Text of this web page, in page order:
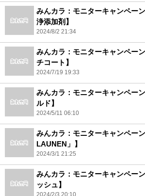
みんカラ：モニターキャンペー
浄添加剤】
2024/8/2 21:34
みんカラ：モニターキャンペー
チコート】
2024/7/19 19:33
みんカラ：モニターキャンペー
ルド】
2024/5/11 06:10
みんカラ：モニターキャンペー
LAUNEN」】
2024/3/1 21:25
みんカラ：モニターキャンペー
ッシュ】
2024/2/3 20:10